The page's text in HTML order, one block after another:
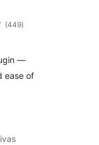
(449total
de
)
—
ease of